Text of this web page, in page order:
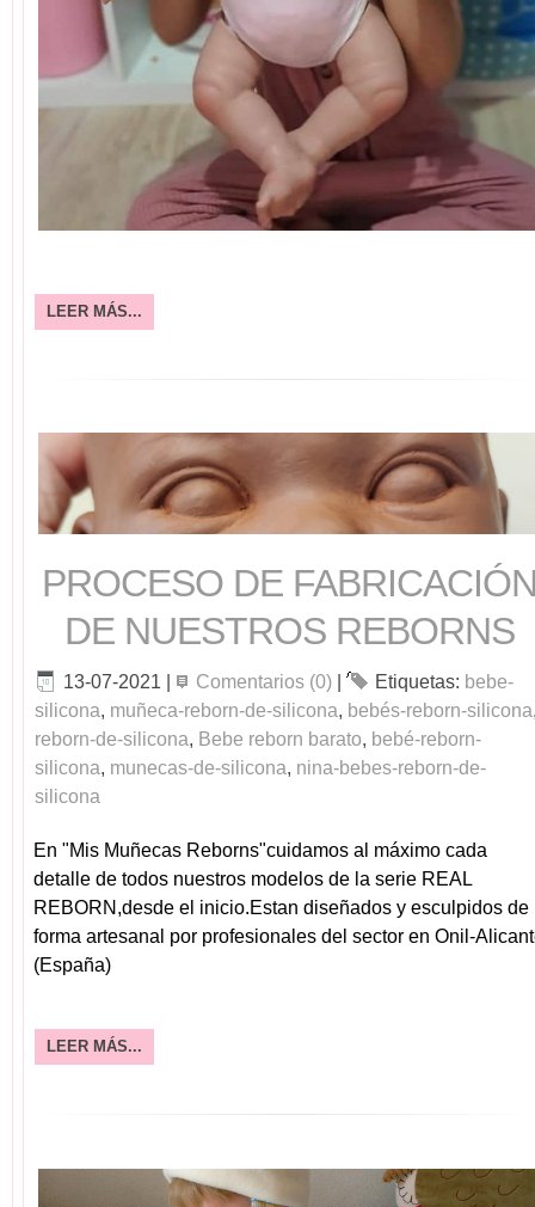
LEER MÁS...
PROCESO DE
DE NUESTROS REBORNS
13-07-2021 Comentarios (0) Etiquetas: bebe-
silicona, muñeca-reborn-de-silicona, bebés-reborn-silicona
reborn-de-silicona, Bebe reborn barato, bebé-reborn-
silicona, munecas-de-silicona, nina-bebes-reborn-de-
silicona
En "Mis Muñecas Reborns"cuidamos al máximo cada
detalle de todos nuestros modelos de la serie REAL
REBORN,desde el inicio.Estan diseñados y esculpidos de
forma artesanal por profesionales del sector en Onil-
(España)
LEER MÁS...